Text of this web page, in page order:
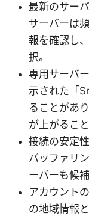
最新のサー
サーバーは
報を確認し
択。
専用サーバ
示された「
ることがあ
が上がるこ
接続の安定
バッファリ
ーバーも候補
アカウント
の地域情報